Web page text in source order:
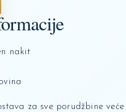
nakit
za sve porudžbine veće